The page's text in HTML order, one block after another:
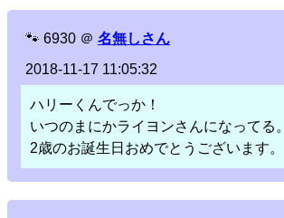
🐾 6930 ＠ 名無しさん
2018-11-17 11:05:32
ハリーくんでっか！
いつのまにかライヨンさんになってる。
2歳のお誕生日おめでとうございます。